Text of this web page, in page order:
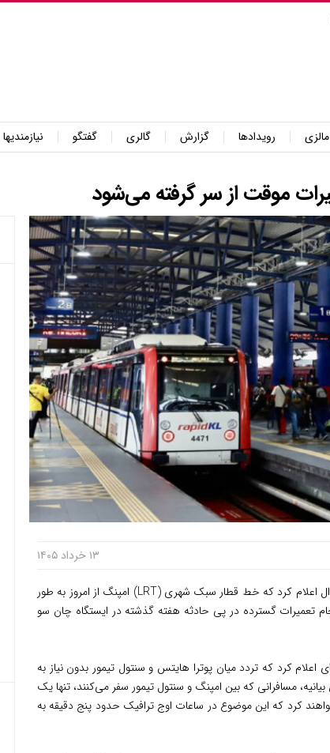
مالزی رویدادها گزارش گالری گفتگو
نیازمندیها
موقت از سر گرفته می‌شود
۱۳ خرداد ۱۴۰۵
توریست مالزی ــ شرکت حمل‌ونقل ریلی رپید کی‌ال اعلام کرد که خط قطار سبک شهری (LRT) امپنگ از امروز به طور
تعمیرات گسترده در پی حادثه هفته گذشته در ایستگاه چان سو
اعلام کرد که تردد میان پوترا هایتس و سنتول تیمور بدون نیاز به
مسافرانی که بین امپنگ و سنتول تیمور سفر می‌کنند، تنها یک
کرد که این موضوع در ساعات اوج ترافیک حدود پنج دقیقه به